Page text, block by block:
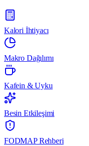
Kalori İhtiyacı
Makro Dağılımı
Kafein & Uyku
Besin Etkileşimi
FODMAP Rehberi